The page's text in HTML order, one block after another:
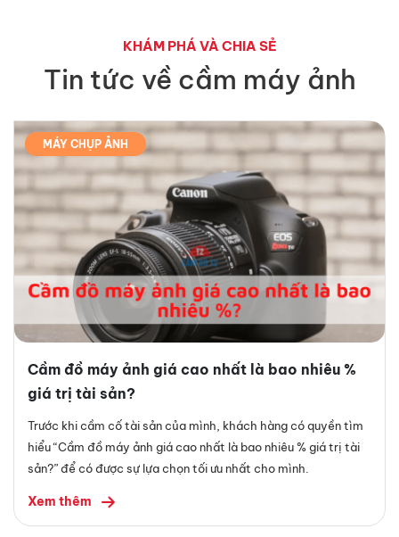
KHÁM PHÁ VÀ CHIA SẺ
Tin tức về cầm máy ảnh
MÁY CHỤP ẢNH
Cầm đồ máy ảnh giá cao nhất là bao nhiêu %
giá trị tài sản?
Trước khi cầm cố tài sản của mình, khách hàng có quyền tìm
hiểu “Cầm đồ máy ảnh giá cao nhất là bao nhiêu % giá trị tài
sản?” để có được sự lựa chọn tối ưu nhất cho mình.
Xem thêm